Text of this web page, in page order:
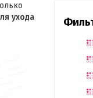
ухода